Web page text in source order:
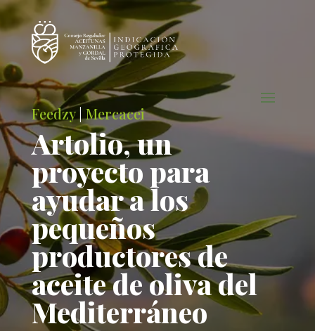
Feedzy|Mercacei
Artolio, un
proyecto para
ayudar a los
pequeños
productores de
aceite de oliva del
Mediterráneo